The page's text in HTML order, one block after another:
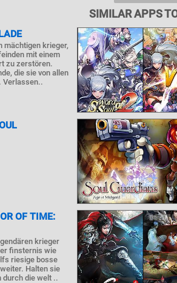
SIMILAR APPS
mächtigen krieger,
mit einem
zu zerstören.
die sie von allen
Verlassen..
OF TIME:
krieger
finsternis wie
riesige bosse
Halten sie
durch die welt ..